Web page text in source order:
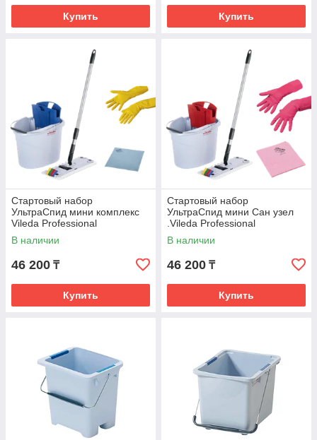
Бренд «Vikan» существует более ста лет. 75%
продукции отправляется на экспорт, что
во всем мире. Щетки для мытья полов и стен,
скребки и лопатки для столов и пола,
кондитерские кисти, ершики и щетки для
различных емкостей – все это и многое другое
есть на нашем сайте.
Каталог
Схема работы с покупателем
Оставляйте заявку на сайте или звоните по телефону.
Купить Купить
Стартовый набор
УльтраСпид мини комплекс
Vileda Professional
В наличии
46 200 ₸
Купить
Стартовый набор
УльтраСпид мини Сан узел
.Vileda Professional
В наличии
46 200 ₸
Купить